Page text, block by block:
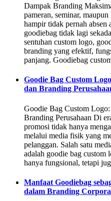
Dampak Branding
pameran, seminar,
hampir tidak pernah absen
goodiebag tidak lagi
sentuhan custom logo,
branding yang efektif,
panjang. Goodiebag
Goodie Bag Custom
dan Branding
Goodie Bag Custom
Branding Perusahaan Di
promosi tidak hanya
melalui media fisik yang
pelanggan. Salah satu
adalah goodie bag
hanya fungsional, tetapi
Manfaat Goodiebag
dalam Branding